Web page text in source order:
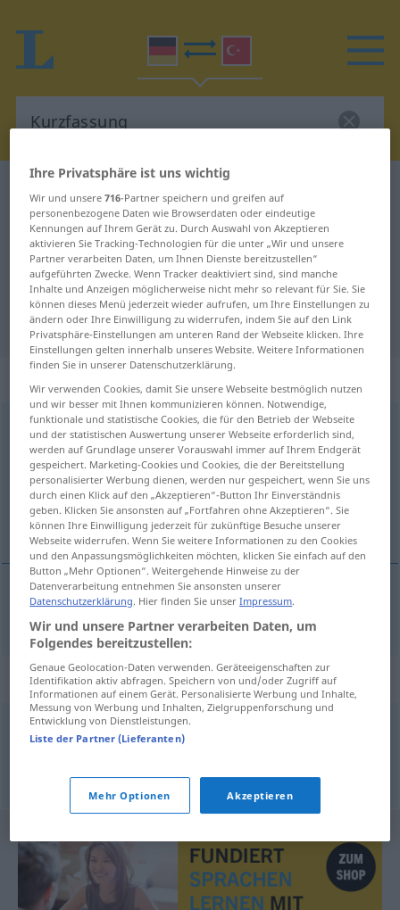
Deutsch-Türkisch Übersetzung für
"Kurzfassung"
"Kurzfassung" Türkisch
Übersetzung
„Kurzfassung“ : weiblich
Kurzfassungf
Übersicht aller Übersetzungen
(Für mehr Details die Übersetzung anklicken/antippen)
kısa biçim
Kurzfassung
Synonyme für "Kurzfassung"
Zusammenfassung,Kurzform
© OpenThesaurus.de
Ihre Privatsphäre ist uns wichtig
Wir und unsere716-Partner speichern und greifen auf
personenbezogene Daten wie Browserdaten oder eindeutige
Kennungen auf Ihrem Gerät zu. Durch Auswahl von Akzeptieren
aktivieren Sie Tracking-Technologien für die unter „Wir und unsere
Partner verarbeiten Daten, um Ihnen Dienste bereitzustellen“
aufgeführten Zwecke. Wenn Tracker deaktiviert sind, sind manche
Inhalte und Anzeigen möglicherweise nicht mehr so relevant für Sie. Sie
können dieses Menü jederzeit wieder aufrufen, um Ihre Einstellungen zu
ändern oder Ihre Einwilligung zu widerrufen, indem Sie auf den Link
Privatsphäre-Einstellungen am unteren Rand der Webseite klicken. Ihre
Einstellungen gelten innerhalb unseres Website. Weitere Informationen
finden Sie in unserer Datenschutzerklärung.
Wir verwenden Cookies, damit Sie unsere Webseite bestmöglich nutzen
und wir besser mit Ihnen kommunizieren können. Notwendige,
funktionale und statistische Cookies, die für den Betrieb der Webseite
und der statistischen Auswertung unserer Webseite erforderlich sind,
werden auf Grundlage unserer Vorauswahl immer auf Ihrem Endgerät
gespeichert. Marketing-Cookies und Cookies, die der Bereitstellung
personalisierter Werbung dienen, werden nur gespeichert, wenn Sie uns
durch einen Klick auf den „Akzeptieren“-Button Ihr Einverständnis
geben. Klicken Sie ansonsten auf „Fortfahren ohne Akzeptieren“. Sie
können Ihre Einwilligung jederzeit für zukünftige Besuche unserer
Webseite widerrufen. Wenn Sie weitere Informationen zu den Cookies
und den Anpassungsmöglichkeiten möchten, klicken Sie einfach auf den
Button „Mehr Optionen“. Weitergehende Hinweise zu der
Datenverarbeitung entnehmen Sie ansonsten unserer
Datenschutzerklärung. Hier finden Sie unserImpressum.
Wir und unsere Partner verarbeiten Daten, um
Folgendes bereitzustellen:
Genaue Geolocation-Daten verwenden. Geräteeigenschaften zur
Identifikation aktiv abfragen. Speichern von und/oder Zugriff auf
Informationen auf einem Gerät. Personalisierte Werbung und Inhalte,
Messung von Werbung und Inhalten, Zielgruppenforschung und
Entwicklung von Dienstleistungen.
Liste der Partner (Lieferanten)
Mehr Optionen Akzeptieren